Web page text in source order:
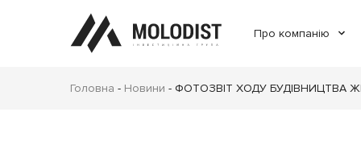
Про компанію
Головна - Новини - ФОТОЗВІТ ХОДУ БУДІВНИЦТВА